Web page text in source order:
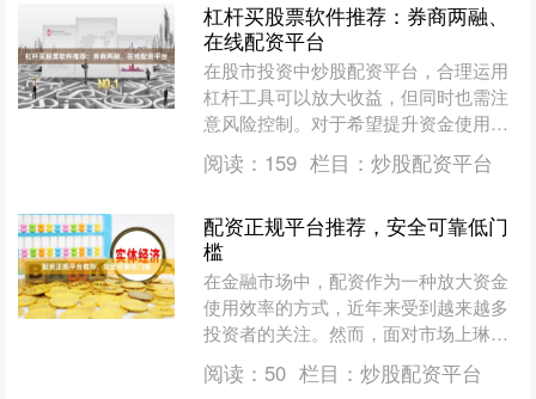
杠杆买股票软件推荐：券商两融、
在线配资平台
在股市投资中炒股配资平台，合理运用
杠杆工具可以放大收益，但同时也需注
意风险控制。对于希望提升资金使用效
率的投资者，选择合适的杠杆软件至关
重要。本文将为您介绍券商....
阅读： 159 栏目： 炒股配资平台
配资正规平台推荐，安全可靠低门
槛
在金融市场中，配资作为一种放大资金
使用效率的方式，近年来受到越来越多
投资者的关注。然而，面对市场上琳琅
满目的配资平台，如何选择一家正规、
安全、低门槛的平台财盛证....
阅读： 50 栏目： 炒股配资平台